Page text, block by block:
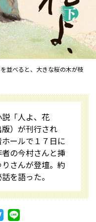
並べると、大きな桜の木が枝
「人よ、花
）が刊行され
ールで１７日に
の今村さんと挿
さんが登壇。約
を語った。